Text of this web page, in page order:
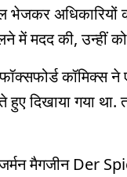
भेजकर अधिकारियों
में मदद की, उन्हीं
कॉमिक्स
दिखाया गया था.
मैगजीन Der